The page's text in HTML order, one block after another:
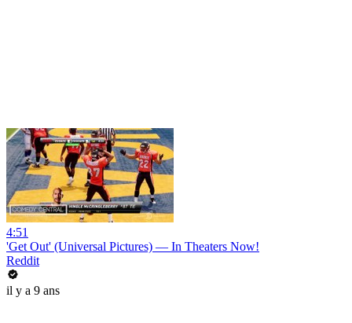
4:51
'Get Out' (Universal Pictures) — In Theaters Now!
Reddit
il y a 9 ans